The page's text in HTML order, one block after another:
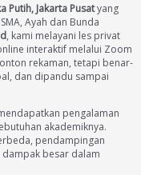
Putih, Jakarta Pusatyang
Ayah dan Bunda
, kami melayani les privat
interaktif melalui Zoom
rekaman, tetapi benar-
dan dipandu sampai
pengalaman
akademiknya.
pendampingan
besar dalam